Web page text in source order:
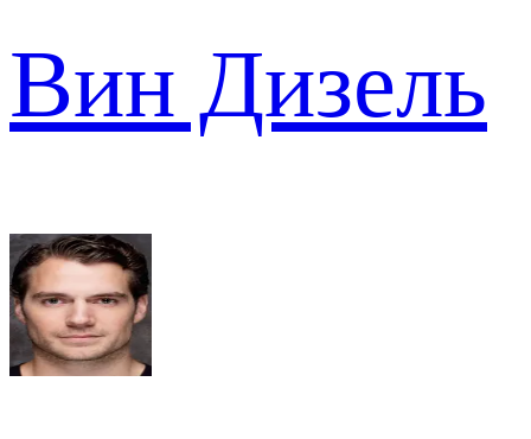
Вин Дизель